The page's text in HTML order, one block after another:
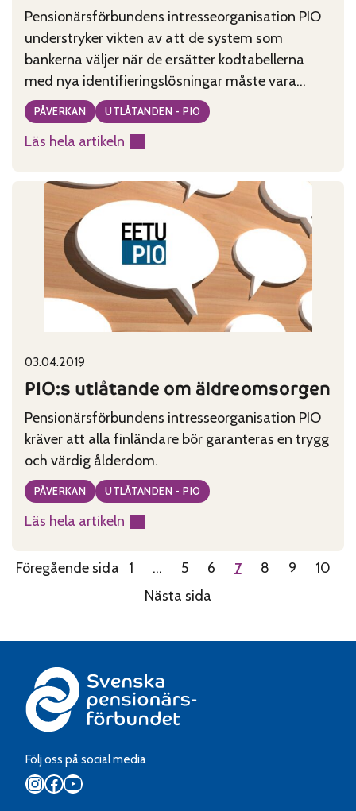
Pensionärsförbundens intresseorganisation PIO
understryker vikten av att de system som
bankerna väljer när de ersätter kodtabellerna
med nya identifieringslösningar måste vara
trygga, billiga och att bankerna måste erbjuda
äldre användare tillräckligt stöd vid övergången
till nya betalningslösningar.
PÅVERKAN UTLÅTANDEN - PIO
Läs hela artikeln
:
utlåtande
Finansinspektionen
Published on:
03.04.2019
PIO:s utlåtande om äldreomsorgen
Pensionärsförbundens intresseorganisation PIO
kräver att alla finländare bör garanteras en trygg
och värdig ålderdom.
Categories:
PÅVERKAN UTLÅTANDEN - PIO
Läs hela artikeln
:
utlåtande
Föregående sida 1 … 5 6 7 8 9
10
Nästa sida
Följ oss på social media
Instagram
Facebook
YouTube